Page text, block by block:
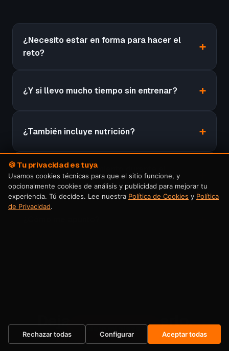
¿Necesito estar en forma para hacer el
reto?
¿Y si llevo mucho tiempo sin entrenar?
¿También incluye nutrición?
¿Voy a tener seguimiento durante el
proceso?
Dejas de posponerlo.
Empiezas ahora.
Quiero mi plaza →
🍪 Tu privacidad es tuya
Usamos cookies técnicas para que el sitio funcione, y
opcionalmente cookies de análisis y publicidad para mejorar tu
experiencia. Tú decides. Lee nuestra Política de Cookies y Política
de Privacidad.
Rechazar todas Configurar Aceptar todas